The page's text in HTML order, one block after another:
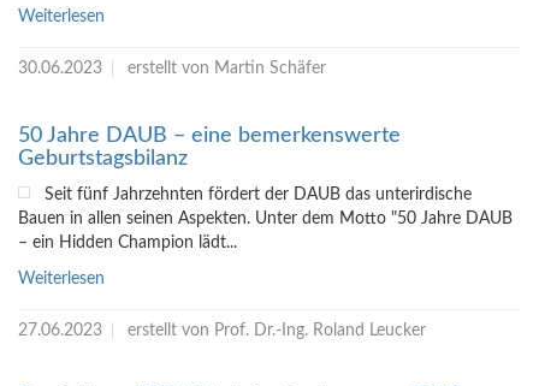
Weiterlesen
30.06.2023 erstellt von Martin Schäfer
50 Jahre DAUB – eine bemerkenswerte
Geburtstagsbilanz
Seit fünf Jahrzehnten fördert der DAUB das unterirdische
Bauen in allen seinen Aspekten. Unter dem Motto "50 Jahre DAUB
– ein Hidden Champion lädt...
Weiterlesen
27.06.2023 erstellt von Prof. Dr.-Ing. Roland Leucker